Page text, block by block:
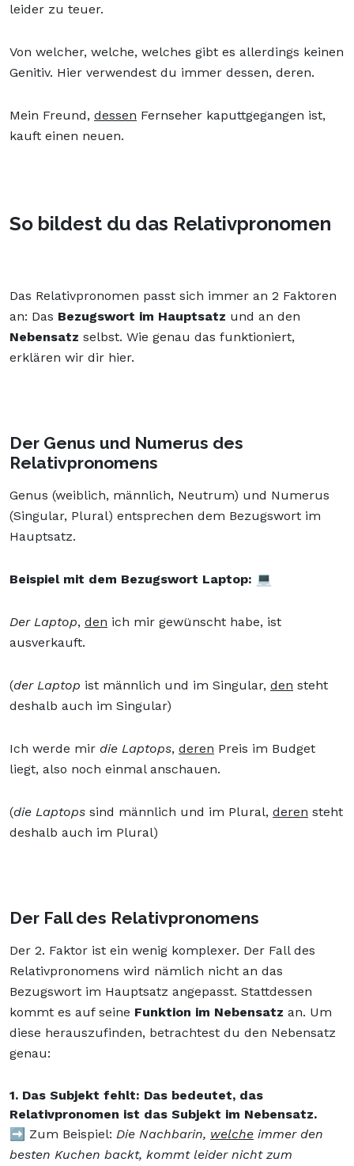
leider zu teuer.
Von welcher, welche, welches gibt es allerdings keinen
Genitiv. Hier verwendest du immer dessen, deren.
Mein Freund, dessen Fernseher kaputtgegangen ist,
kauft einen neuen.
So bildest du das Relativpronomen
Das Relativpronomen passt sich immer an 2 Faktoren
an: Das Bezugswort im Hauptsatz und an den
Nebensatz selbst. Wie genau das funktioniert,
erklären wir dir hier.
Der Genus und Numerus des
Relativpronomens
Genus (weiblich, männlich, Neutrum) und Numerus
(Singular, Plural) entsprechen dem Bezugswort im
Hauptsatz.
Beispiel mit dem Bezugswort Laptop: 💻
Der Laptop, den ich mir gewünscht habe, ist
ausverkauft.
(der Laptop ist männlich und im Singular, den steht
deshalb auch im Singular)
Ich werde mir die Laptops, deren Preis im Budget
liegt, also noch einmal anschauen.
(die Laptops sind männlich und im Plural, deren steht
deshalb auch im Plural)
Der Fall des Relativpronomens
Der 2. Faktor ist ein wenig komplexer. Der Fall des
Relativpronomens wird nämlich nicht an das
Bezugswort im Hauptsatz angepasst. Stattdessen
kommt es auf seine Funktion im Nebensatz an. Um
diese herauszufinden, betrachtest du den Nebensatz
genau:
1. Das Subjekt fehlt: Das bedeutet, das
Relativpronomen ist das Subjekt im Nebensatz.
➡️ Zum Beispiel: Die Nachbarin, welche immer den
besten Kuchen backt, kommt leider nicht zum